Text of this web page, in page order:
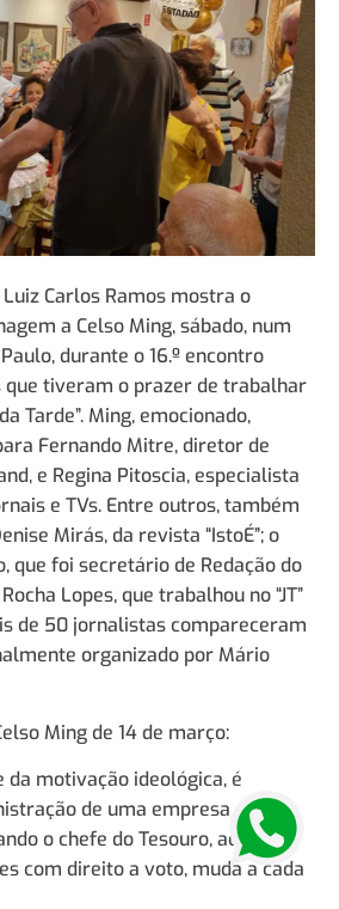
Carlos Ramos mostra o
a Celso Ming, sábado, num
durante o 16.º encontro
tiveram o prazer de trabalhar
Tarde”. Ming, emocionado,
Fernando Mitre, diretor de
e Regina Pitoscia, especialista
e TVs. Entre outros, também
Mirás, da revista “IstoÉ”; o
que foi secretário de Redação do
Lopes, que trabalhou no “JT”
de 50 jornalistas compareceram
organizado por Mário
Ming de 14 de março:
da motivação ideológica, é
de uma empresa de
o chefe do Tesouro, acionista
com direito a voto, muda a cada